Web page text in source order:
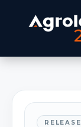
RELEASE